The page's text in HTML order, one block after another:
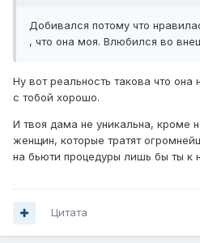
Добивался потому что
, что она моя. Влюбился во
Ну вот реальность такова что она
с тобой хорошо.
И твоя дама не уникальна, кроме
женщин, которые тратят
на бьюти процедуры лишь бы ты к
Цитата